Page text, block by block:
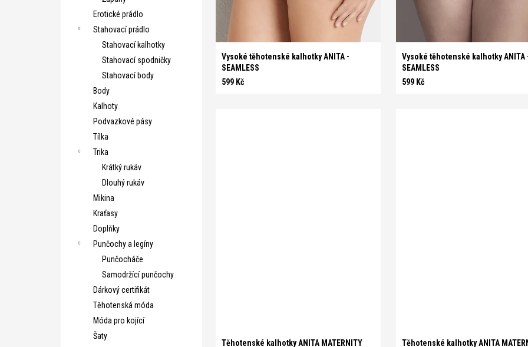
Erotické prádlo
Stahovací prádlo
Stahovací kalhotky
Stahovací spodničky
Stahovací body
Body
Kalhoty
Podvazkové pásy
Tílka
Trika
Krátký rukáv
Dlouhý rukáv
Mikina
Kraťasy
Doplňky
Punčochy a legíny
Punčocháče
Samodržící punčochy
Dárkový certifikát
Těhotenská móda
Móda pro kojící
Šaty
ů
S
Vysoké těhotenské kalhotky ANITA -
SEAMLESS
599 Kč
Vysoké těhotenské kalhotky ANITA
SEAMLESS
599 Kč
Těhotenské kalhotky ANITA MATERNITY
Těhotenské kalhotky ANITA